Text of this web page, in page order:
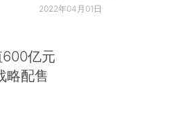
2022年04月01日
亿元
略配售